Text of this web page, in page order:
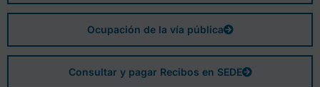
Ocupación de la vía pública
Consultar y pagar Recibos en SEDE